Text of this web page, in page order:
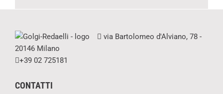
via Bartolomeo d'Alviano, 78 -
20146 Milano
+39 02 725181
CONTATTI